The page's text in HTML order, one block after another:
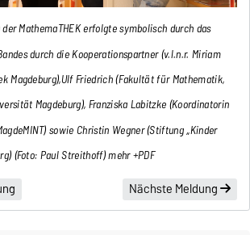
MathemaTHEK erfolgte symbolisch durch das
durch die Kooperationspartner (v.l.n.r. Miriam
Magdeburg),Ulf Friedrich (Fakultät für Mathematik,
Magdeburg), Franziska Labitzke (Koordinatorin
sowie Christin Wegner (Stiftung „Kinder
(Foto: Paul Streithoff)mehr+PDF
Nächste Meldung